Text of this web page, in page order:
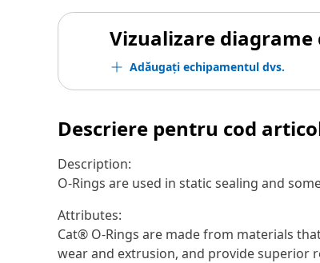
Vizualizare
Adăugați echipamentul dvs.
Descriere pentru cod
Description:
O-Rings are used in static sealing and
Attributes:
Cat® O-Rings are made from materials
wear and extrusion, and provide superior